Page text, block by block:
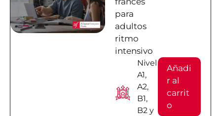
para
adultos
ritmo
intensivo
Nivel
A1,
A2,
B1,
B2 y
Añadi
r al
carrit
o